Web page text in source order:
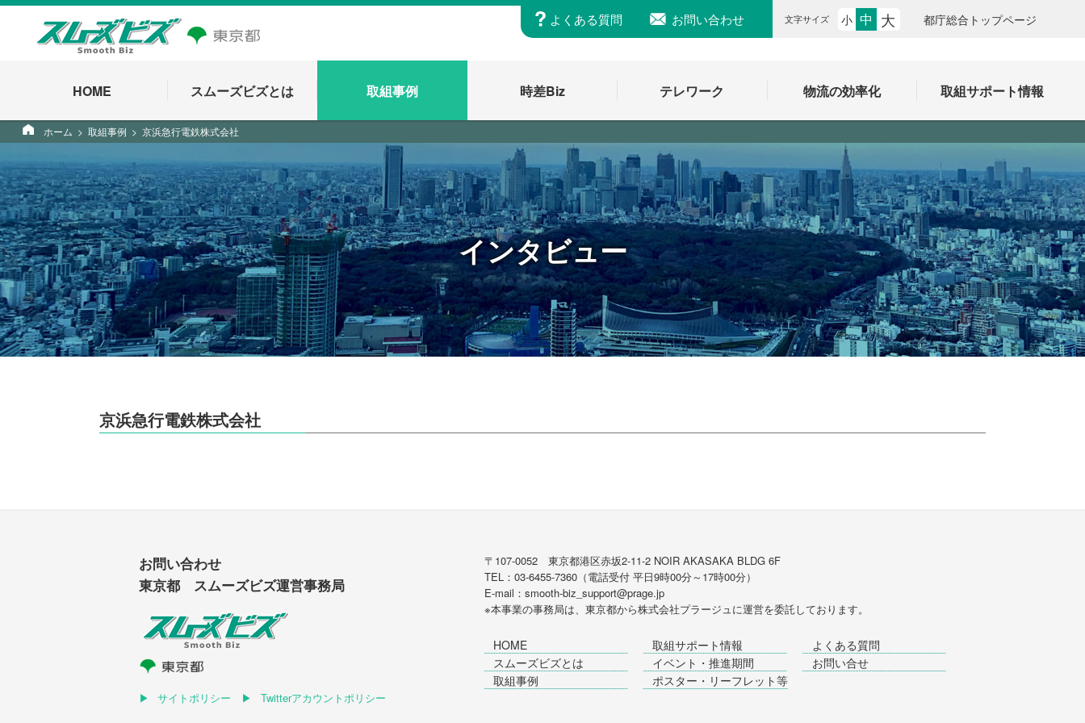
よくある質問 お問い合わせ 文字サイズ 小 中 大 都庁総合トップページ
HOME スムーズビズとは 取組事例 時差Biz テレワーク 物流の効率化 取組サポート情報
ホーム 取組事例 京浜急行電鉄株式会社
インタビュー
京浜急行電鉄株式会社
お問い合わせ
東京都 スムーズビズ運営事務局
サイトポリシー Twitterアカウントポリシー
〒107-0052 東京都港区赤坂2-11-2 NOIR AKASAKA BLDG 6F
TEL：03-6455-7360（電話受付 平日9時00分～17時00分）
E-mail：smooth-biz_support@prage.jp
※本事業の事務局は、東京都から株式会社プラージュに運営を委託しております。
HOME
スムーズビズとは
取組事例
取組サポート情報
イベント・推進期間
ポスター・リーフレット等
よくある質問
お問い合せ